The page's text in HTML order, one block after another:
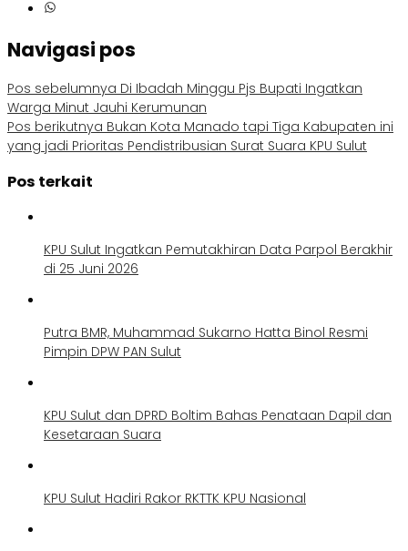
Navigasi pos
Pos sebelumnya Di Ibadah Minggu Pjs Bupati Ingatkan
Warga Minut Jauhi Kerumunan
Pos berikutnya Bukan Kota Manado tapi Tiga Kabupaten ini
yang jadi Prioritas Pendistribusian Surat Suara KPU Sulut
Pos terkait
KPU Sulut Ingatkan Pemutakhiran Data Parpol Berakhir
di 25 Juni 2026
Putra BMR, Muhammad Sukarno Hatta Binol Resmi
Pimpin DPW PAN Sulut
KPU Sulut dan DPRD Boltim Bahas Penataan Dapil dan
Kesetaraan Suara
KPU Sulut Hadiri Rakor RKTTK KPU Nasional